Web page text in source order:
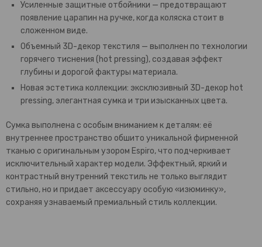
Усиленные защитные отбойники — предотвращают
появление царапин на ручке, когда коляска стоит в
сложенном виде.
Объемный 3D-декор текстиля — выполнен по технологии
горячего тиснения (hot pressing), создавая эффект
глубины и дорогой фактуры материала.
Новая эстетика коллекции: эксклюзивный 3D-декор hot
pressing, элегантная сумка и три изысканных цвета.
Сумка выполнена с особым вниманием к деталям: её
внутреннее пространство обшито уникальной фирменной
тканью с оригинальным узором Espiro, что подчеркивает
исключительный характер модели. Эффектный, яркий и
контрастный внутренний текстиль не только выглядит
стильно, но и придает аксессуару особую «изюминку»,
сохраняя узнаваемый премиальный стиль коллекции.